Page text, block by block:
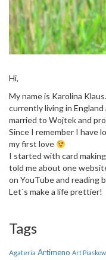
Hi,
My name is Karolina
currently living in
married to Wojtek and
Since I remember I have
my first love
I started with card
told me about one
on YouTube and reading
Let`s make a life prettier!
Tags
Agateria Artimeno Art